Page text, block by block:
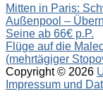
Mitten in Paris:
Außenpool –
Seine ab 66€ p.P.
Flüge auf die
(mehrtägiger
Copyright © 2026
Impressum und